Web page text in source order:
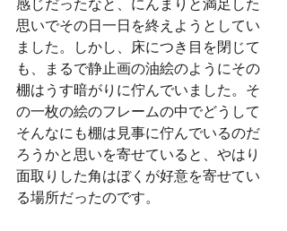
感じだったなと、にんまりと満足した
思いでその日一日を終えようとしてい
ました。しかし、床につき目を閉じて
も、まるで静止画の油絵のようにその
棚はうす暗がりに佇んでいました。そ
の一枚の絵のフレームの中でどうして
そんなにも棚は見事に佇んでいるのだ
ろうかと思いを寄せていると、やはり
面取りした角はぼくが好意を寄せてい
る場所だったのです。